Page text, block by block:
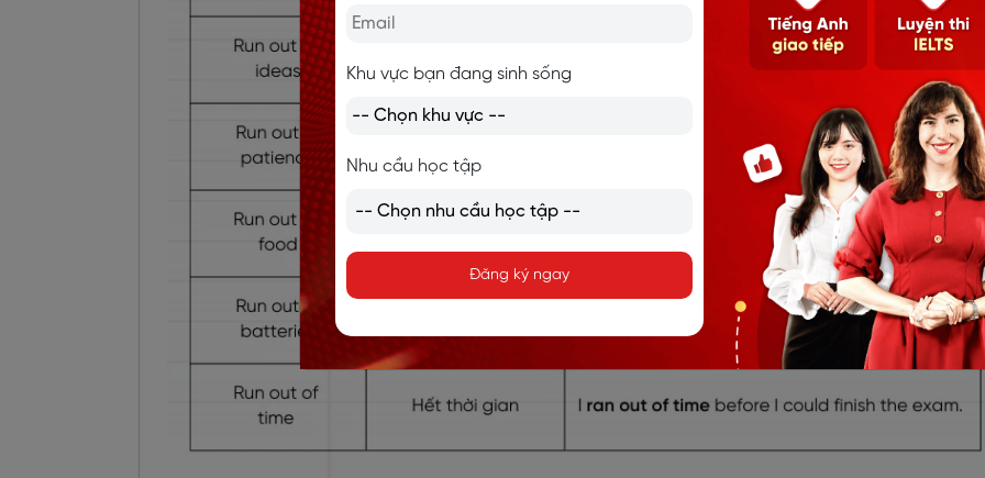
Khu vực bạn đang sinh sống
Nhu cầu học tập
Đăng ký ngay